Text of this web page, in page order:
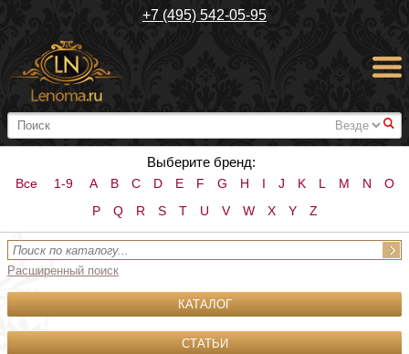
+7 (495) 542-05-95
#
Выберите бренд:
Все 1-9 A B C D E F G H I J K L M N
O
P
Q R S T U V W X Y Z
Расширенный поиск
КАТАЛОГ
СТАТЬИ